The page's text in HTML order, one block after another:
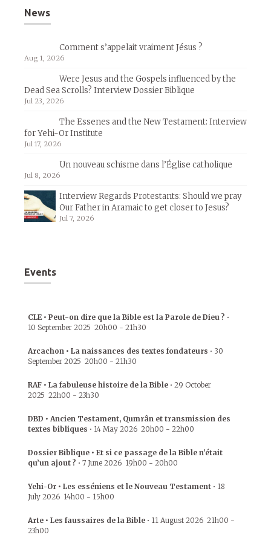
News
Comment s’appelait vraiment Jésus ?
Aug 1, 2026
Were Jesus and the Gospels influenced by the
Dead Sea Scrolls? Interview Dossier Biblique
Jul 23, 2026
The Essenes and the New Testament: Interview
for Yehi-Or Institute
Jul 17, 2026
Un nouveau schisme dans l’Église catholique
Jul 8, 2026
Interview Regards Protestants: Should we pray
Our Father in Aramaic to get closer to Jesus?
Jul 7, 2026
Events
CLE • Peut-on dire que la Bible est la Parole de Dieu ? •
10 September 2025 20h00 - 21h30
Arcachon • La naissances des textes fondateurs • 30
September 2025 20h00 - 21h30
RAF • La fabuleuse histoire de la Bible • 29 October
2025 22h00 - 23h30
DBD • Ancien Testament, Qumrân et transmission des
textes bibliques • 14 May 2026 20h00 - 22h00
Dossier Biblique • Et si ce passage de la Bible n’était
qu’un ajout ? • 7 June 2026 19h00 - 20h00
Yehi-Or • Les esséniens et le Nouveau Testament • 18
July 2026 14h00 - 15h00
Arte • Les faussaires de la Bible • 11 August 2026 21h00 -
23h00